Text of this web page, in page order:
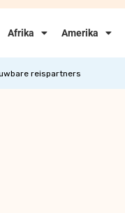
Afrika Amerika
reispartners